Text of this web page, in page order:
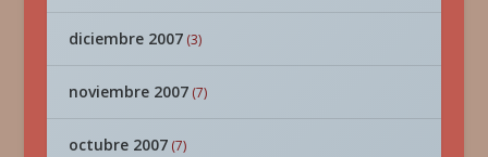
diciembre 2007(3)
noviembre 2007(7)
octubre 2007(7)